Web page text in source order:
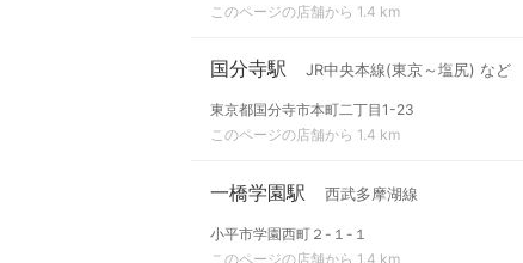
このページの店舗から 1.4 km
国分寺駅 JR中央本線(東京～塩尻) など
東京都国分寺市本町二丁目1-23
このページの店舗から 1.4 km
一橋学園駅 西武多摩湖線
小平市学園西町２-１-１
このページの店舗から 1.4 km